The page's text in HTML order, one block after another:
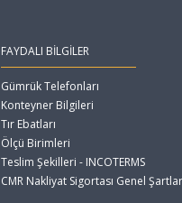
FAYDALI BİLGİLER
Gümrük Telefonları
Konteyner Bilgileri
Tır Ebatları
Ölçü Birimleri
Teslim Şekilleri - INCOTERMS
CMR Nakliyat Sigortası Genel